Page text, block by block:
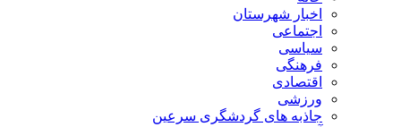
اخبار شهرستان
اجتماعی
سیاسی
فرهنگی
اقتصادی
ورزشی
جاذبه های گردشگری سرعین